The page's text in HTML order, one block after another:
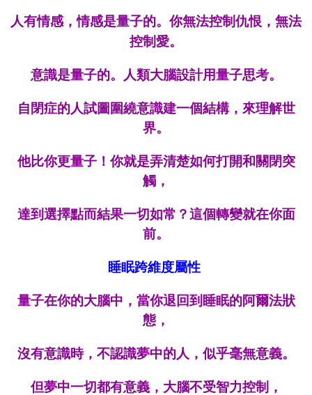
人有情感，情感是量子的。你無法控制仇恨，無法
控制愛。
意識是量子的。人類大腦設計用量子思考。
自閉症的人試圖圍繞意識建一個結構，來理解世
界。
他比你更量子！你就是弄清楚如何打開和關閉突
觸，
達到選擇點而結果一切如常？這個轉變就在你面
前。
睡眠跨維度屬性
量子在你的大腦中，當你退回到睡眠的阿爾法狀
態，
沒有意識時，不認識夢中的人，似乎毫無意義。
但夢中一切都有意義，大腦不受智力控制，